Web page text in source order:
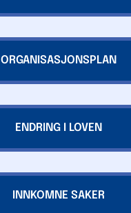
ORGANISASJONSPLAN
ENDRING I LOVEN
INNKOMNE SAKER